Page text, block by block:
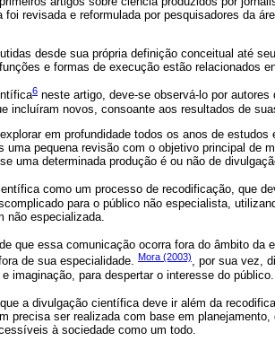
revisada e reformulada por pesquisadores da
desde sua própria definição conceitual até
e formas de execução estão relacionados
6 neste artigo, deve-se observá-lo por autores
incluíram novos, consoante aos resultados de
em profundidade todos os anos de
pequena revisão com o objetivo principal de
uma determinada produção é ou não de
como um processo de recodificação, que
para o público não especialista,
não especializada.
que essa comunicação ocorra fora do âmbito da
de sua especialidade. Mora (2003), por sua vez,
imaginação, para despertar o interesse do público.
a divulgação científica deve ir além da
precisa ser realizada com base em planejamento,
à sociedade como um todo.